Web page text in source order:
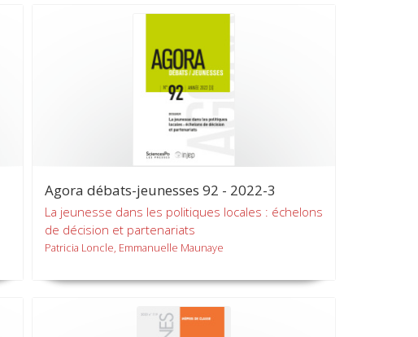
Agora débats-jeunesses 92 - 2022-3
La jeunesse dans les politiques locales : échelons
de décision et partenariats
Patricia Loncle, Emmanuelle Maunaye